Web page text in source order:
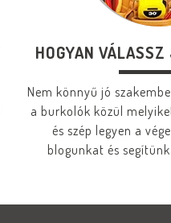
HOGYAN
Nem könnyű jó
a burkolók közül
és szép legyen a
blogunkat és